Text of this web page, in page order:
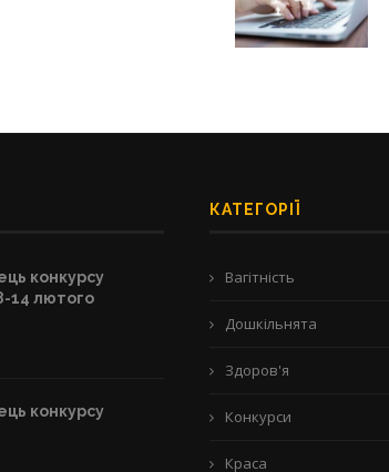
конкурсу
14 лютого
конкурсу
КАТЕГОРІЇ
Вагітність
Дошкільнята
Здоров'я
Конкурси
Краса